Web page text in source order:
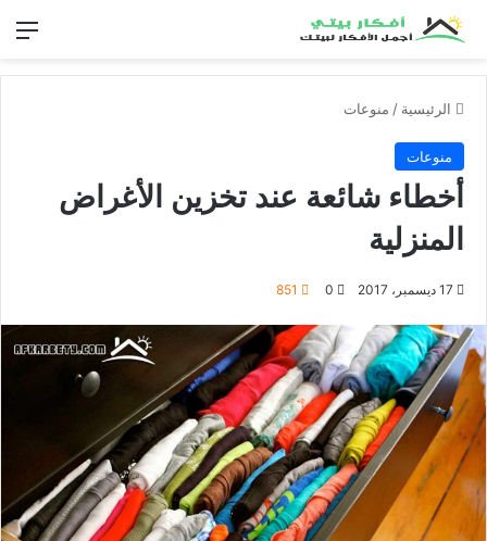
الرئيسية / منوعات
منوعات
أخطاء شائعة عند تخزين الأغراض
المنزلية
17 ديسمبر، 2017 0
851